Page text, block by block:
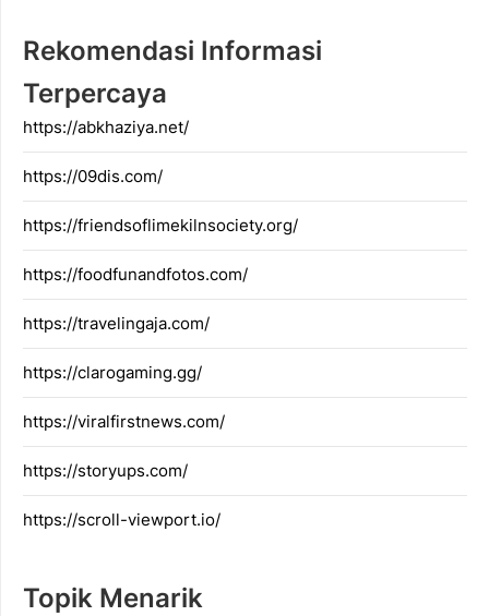
Rekomendasi Informasi
Terpercaya
https://abkhaziya.net/
https://09dis.com/
https://friendsoflimekilnsociety.org/
https://foodfunandfotos.com/
https://travelingaja.com/
https://clarogaming.gg/
https://viralfirstnews.com/
https://storyups.com/
https://scroll-viewport.io/
Topik Menarik